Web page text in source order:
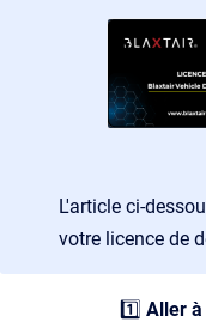
L'article ci-
votre licence de
1️⃣ Aller à